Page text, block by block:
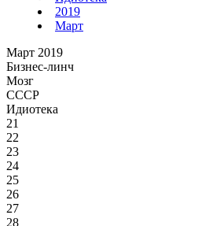
2019
Март
Март 2019
Бизнес-линч
Мозг
СССР
Идиотека
21
22
23
24
25
26
27
28